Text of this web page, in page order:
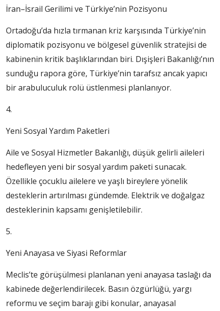
İran–İsrail Gerilimi ve Türkiye’nin Pozisyonu
Ortadoğu’da hızla tırmanan kriz karşısında Türkiye’nin
diplomatik pozisyonu ve bölgesel güvenlik stratejisi de
kabinenin kritik başlıklarından biri. Dışişleri Bakanlığı’nın
sunduğu rapora göre, Türkiye’nin tarafsız ancak yapıcı
bir arabuluculuk rolü üstlenmesi planlanıyor.
4.
Yeni Sosyal Yardım Paketleri
Aile ve Sosyal Hizmetler Bakanlığı, düşük gelirli aileleri
hedefleyen yeni bir sosyal yardım paketi sunacak.
Özellikle çocuklu ailelere ve yaşlı bireylere yönelik
desteklerin artırılması gündemde. Elektrik ve doğalgaz
desteklerinin kapsamı genişletilebilir.
5.
Yeni Anayasa ve Siyasi Reformlar
Meclis’te görüşülmesi planlanan yeni anayasa taslağı da
kabinede değerlendirilecek. Basın özgürlüğü, yargı
reformu ve seçim barajı gibi konular, anayasal